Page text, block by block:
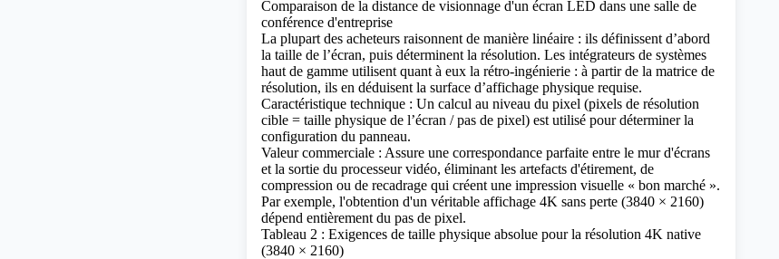
Comparaison de la distance de visionnage d'un écran LED dans une salle de
conférence d'entreprise
La plupart des acheteurs raisonnent de manière linéaire : ils définissent d’abord
la taille de l’écran, puis déterminent la résolution. Les intégrateurs de systèmes
haut de gamme utilisent quant à eux la rétro-ingénierie : à partir de la matrice de
résolution, ils en déduisent la surface d’affichage physique requise.
Caractéristique technique : Un calcul au niveau du pixel (pixels de résolution
cible = taille physique de l’écran / pas de pixel) est utilisé pour déterminer la
configuration du panneau.
Valeur commerciale : Assure une correspondance parfaite entre le mur d'écrans
et la sortie du processeur vidéo, éliminant les artefacts d'étirement, de
compression ou de recadrage qui créent une impression visuelle « bon marché ».
Par exemple, l'obtention d'un véritable affichage 4K sans perte (3840 × 2160)
dépend entièrement du pas de pixel.
Tableau 2 : Exigences de taille physique absolue pour la résolution 4K native
(3840 × 2160)